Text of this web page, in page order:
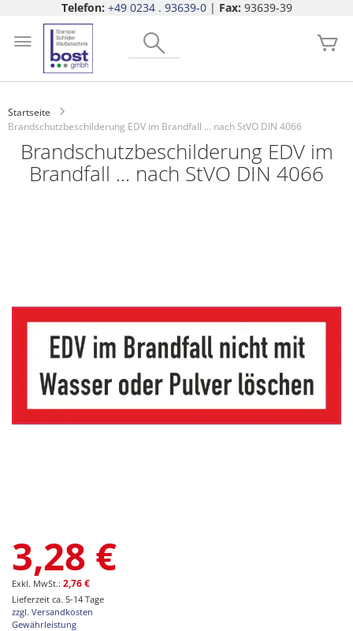
Telefon: +49 0234 . 93639-0| Fax: 93639-39
springen
Startseite
Brandschutzbeschilderung EDV im Brandfall ... nach StVO DIN 4066
Brandschutzbeschilderung EDV im
Brandfall ... nach StVO DIN 4066
Anfang
der
Bildgalerie
springen
3,28 €
2,76 €
Lieferzeit ca. 5-14 Tage
zzgl. Versandkosten
Gewährleistung